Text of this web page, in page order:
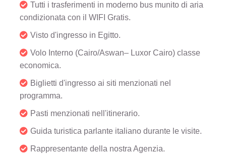
Tutti i trasferimenti in moderno bus munito di aria
condizionata con il WIFI Gratis.
Visto d'ingresso in Egitto.
Volo Interno (Cairo/Aswan– Luxor Cairo) classe
economica.
Biglietti d'ingresso ai siti menzionati nel
programma.
Pasti menzionati nell'itinerario.
Guida turistica parlante italiano durante le visite.
Rappresentante della nostra Agenzia.